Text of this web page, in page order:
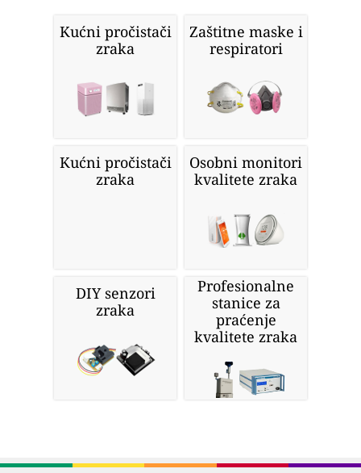
Kućni pročistači
zraka
Zaštitne maske i
respiratori
Kućni pročistači
zraka
Osobni monitori
kvalitete zraka
DIY senzori
zraka
Profesionalne
stanice za
praćenje
kvalitete zraka